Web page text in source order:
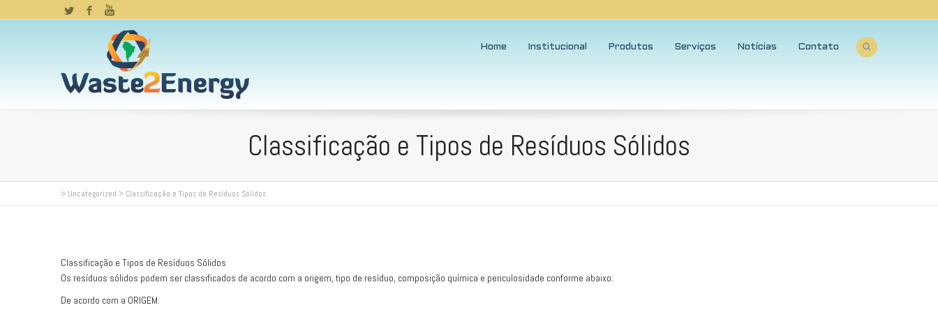
Twitter Facebook
Home Institucional Produtos Serviços Notícias Contato
Classificação e Tipos de Resíduos Sólidos
> Uncategorized > Classificação e Tipos de Resíduos Sólidos
Classificação e Tipos de Resíduos Sólidos
Os resíduos sólidos podem ser classificados de acordo com a origem, tipo de resíduo, composição química e periculosidade conforme abaixo:
De acordo com a ORIGEM: